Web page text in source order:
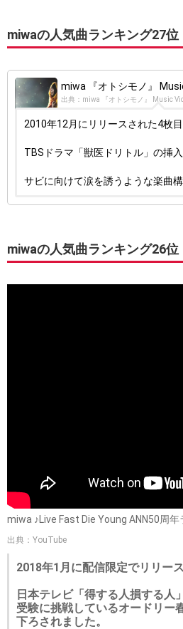
miwaの人気曲ランキング27位
miwa 『オトシモノ』
出典：miwa 『オトシモノ』 Music
2010年12月にリリースされた4枚目
TBSドラマ「獣医ドリトル」の挿
サビに向けて涙を誘うような楽曲構
miwaの人気曲ランキング26
miwa ♪Live Fast Die Young ANN50周
出典：YouTube
2018年1月に配信限定でリリー
日本テレビ「得する人損する人
受験に挑戦しているオードリー
下ろされました。